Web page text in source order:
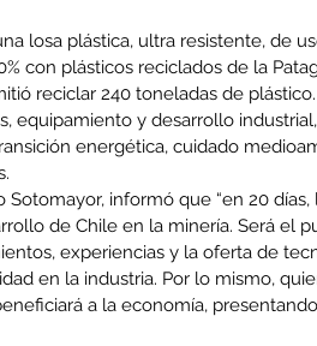
losa plástica, ultra resistente, de
con plásticos reciclados de la
reciclar 240 toneladas de plástico.
equipamiento y desarrollo
energética, cuidado
informó que “en 20 días,
de Chile en la minería. Será el
experiencias y la oferta de
en la industria. Por lo mismo,
a la economía,